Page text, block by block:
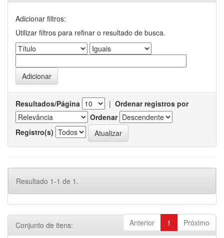
Adicionar filtros:
Utilizar filtros para refinar o resultado de busca.
Resultados/Página | Ordenar registros por
Ordenar
Registro(s)
Resultado 1-1 de 1.
Anterior 1 Próximo
Conjunto de itens: